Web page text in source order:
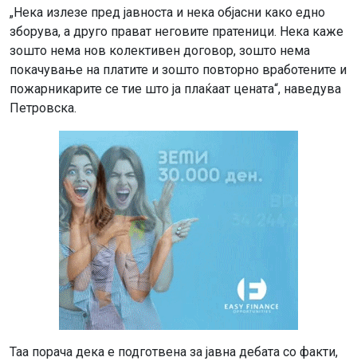
„Нека излезе пред јавноста и нека објасни како едно
зборува, а друго прават неговите пратеници. Нека каже
зошто нема нов колективен договор, зошто нема
покачување на платите и зошто повторно вработените и
пожарникарите се тие што ја плаќаат цената“, наведува
Петровска.
Таа порача дека е подготвена за јавна дебата со факти,